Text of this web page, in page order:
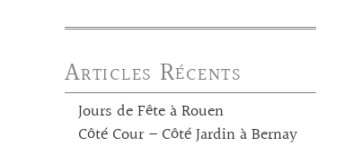
Articles Récents
Jours de Fête à Rouen
Côté Cour – Côté Jardin à Bernay